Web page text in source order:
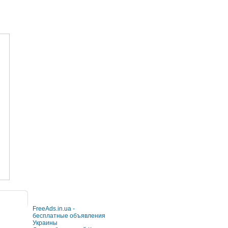
FreeAds.in.ua -
бесплатные объявления
Украины